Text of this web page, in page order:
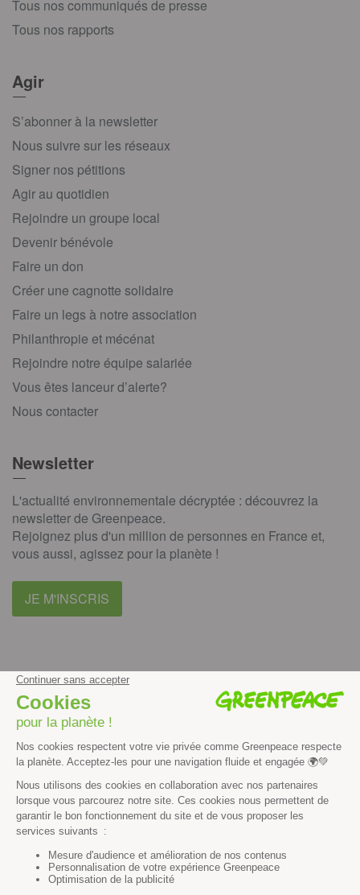
Tous nos communiqués de presse
Tous nos rapports
Agir
S’abonner à la newsletter
Nous suivre sur les réseaux
Signer nos pétitions
Agir au quotidien
Rejoindre un groupe local
Devenir bénévole
Faire un don
Créer une cagnotte solidaire
Faire un legs à notre association
Philanthropie et mécénat
Rejoindre notre équipe salariée
Vous êtes lanceur d’alerte?
Nous contacter
Newsletter
L'actualité environnementale décryptée : découvrez la
newsletter de Greenpeace.
Rejoignez plus d'un million de personnes en France et,
vous aussi, agissez pour la planète !
JE M'INSCRIS
instagramyoutube
Contenus et propriété intellectuelle
Mentions légales
Politique de confidentialité
Les autres sites de Greenpeace
dans le monde
Cliquez-ici pour modifier vos préférences en matière de cookies